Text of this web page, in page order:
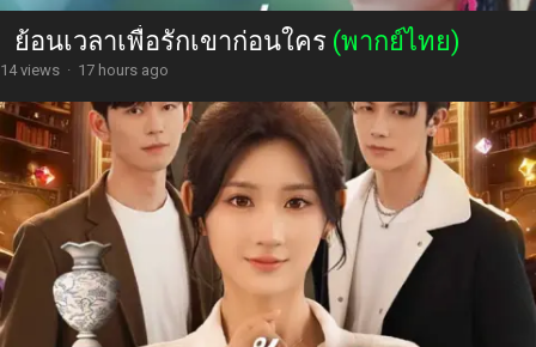
ย้อนเวลาเพื่อรักเขาก่อนใคร (พากย์ไทย)
14 views · 17 hours ago